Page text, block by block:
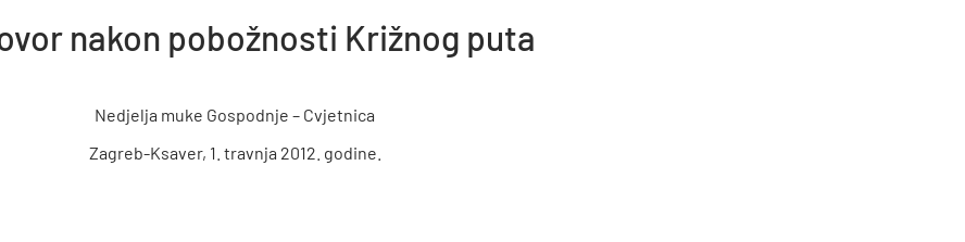
nakon pobožnosti Križnog puta
Nedjelja muke Gospodnje – Cvjetnica
Zagreb-Ksaver, 1. travnja 2012. godine.